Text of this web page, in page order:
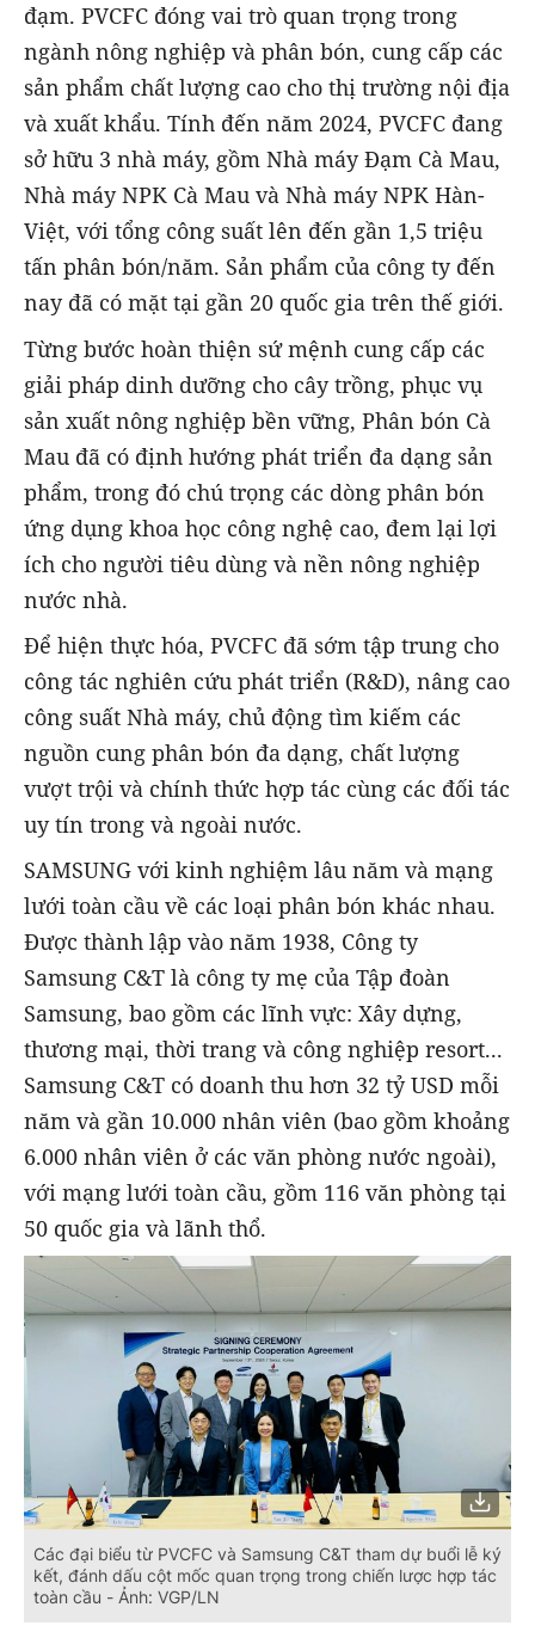
đạm. PVCFC đóng vai trò quan trọng trong
ngành nông nghiệp và phân bón, cung cấp các
sản phẩm chất lượng cao cho thị trường nội địa
và xuất khẩu. Tính đến năm 2024, PVCFC đang
sở hữu 3 nhà máy, gồm Nhà máy Đạm Cà Mau,
Nhà máy NPK Cà Mau và Nhà máy NPK Hàn-
Việt, với tổng công suất lên đến gần 1,5 triệu
tấn phân bón/năm. Sản phẩm của công ty đến
nay đã có mặt tại gần 20 quốc gia trên thế giới.
Từng bước hoàn thiện sứ mệnh cung cấp các
giải pháp dinh dưỡng cho cây trồng, phục vụ
sản xuất nông nghiệp bền vững, Phân bón Cà
Mau đã có định hướng phát triển đa dạng sản
phẩm, trong đó chú trọng các dòng phân bón
ứng dụng khoa học công nghệ cao, đem lại lợi
ích cho người tiêu dùng và nền nông nghiệp
nước nhà.
Để hiện thực hóa, PVCFC đã sớm tập trung cho
công tác nghiên cứu phát triển (R&D), nâng cao
công suất Nhà máy, chủ động tìm kiếm các
nguồn cung phân bón đa dạng, chất lượng
vượt trội và chính thức hợp tác cùng các đối tác
uy tín trong và ngoài nước.
SAMSUNG với kinh nghiệm lâu năm và mạng
lưới toàn cầu về các loại phân bón khác nhau.
Được thành lập vào năm 1938, Công ty
Samsung C&T là công ty mẹ của Tập đoàn
Samsung, bao gồm các lĩnh vực: Xây dựng,
thương mại, thời trang và công nghiệp resort...
Samsung C&T có doanh thu hơn 32 tỷ USD mỗi
năm và gần 10.000 nhân viên (bao gồm khoảng
6.000 nhân viên ở các văn phòng nước ngoài),
với mạng lưới toàn cầu, gồm 116 văn phòng tại
50 quốc gia và lãnh thổ.
Các đại biểu từ PVCFC và Samsung C&T tham dự buổi lễ ký
kết, đánh dấu cột mốc quan trọng trong chiến lược hợp tác
toàn cầu - Ảnh: VGP/LN